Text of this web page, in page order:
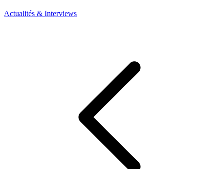
Actualités & Interviews